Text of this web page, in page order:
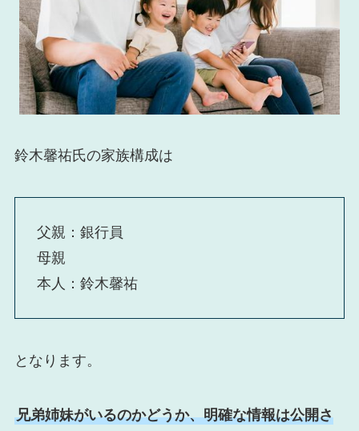
鈴木馨祐氏の家族構成は
父親：銀行員
母親
本人：鈴木馨祐
となります。
兄弟姉妹がいるのかどうか、明確な情報は公開さ